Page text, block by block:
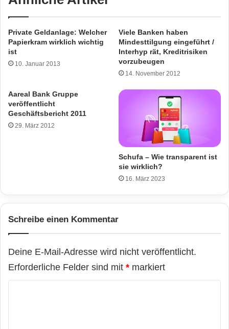
Private Geldanlage: Welcher
Papierkram wirklich wichtig
ist
10. Januar 2013
Viele Banken haben
Mindesttilgung eingeführt /
Interhyp rät, Kreditrisiken
vorzubeugen
14. November 2012
Aareal Bank Gruppe
veröffentlicht
Geschäftsbericht 2011
29. März 2012
Schufa – Wie transparent ist
sie wirklich?
16. März 2023
Schreibe einen Kommentar
Deine E-Mail-Adresse wird nicht veröffentlicht.
Erforderliche Felder sind mit * markiert